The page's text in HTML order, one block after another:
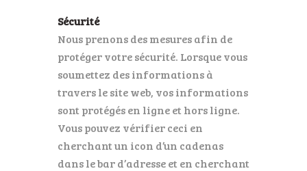
Sécurité
Nous prenons des mesures afin de
protéger votre sécurité. Lorsque vous
soumettez des informations à
travers le site web, vos informations
sont protégés en ligne et hors ligne.
Vous pouvez vérifier ceci en
cherchant un icon d’un cadenas
dans le bar d’adresse et en cherchant